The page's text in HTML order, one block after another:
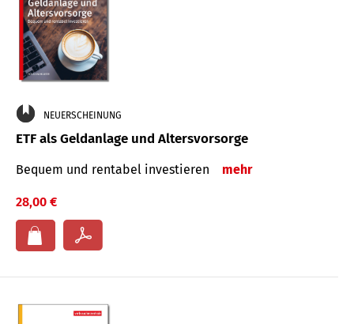
NEUERSCHEINUNG
ETF als Geldanlage und Altersvorsorge
Bequem und rentabel investieren mehr
28,00 €